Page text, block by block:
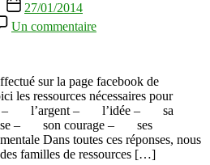
Date
de
l’article
27/01/2014
Un commentaire
La
plus
importante
de
l’entrepreneur
:
lui-
sur la page facebook de
les ressources nécessaires pour
– l’argent – l’idée – sa
– son courage – ses
Dans toutes ces réponses, nous
familles de ressources […]